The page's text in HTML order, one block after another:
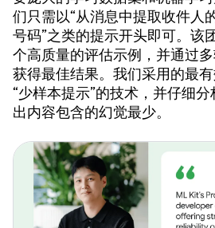
们只需以“从消息中提取收件人
号码”之类的提示开头即可。该
个高质量的评估示例，并通过
获得最佳结果。我们采用的最
“少样本提示”的技术，并仔细
出内容包含的幻觉最少。